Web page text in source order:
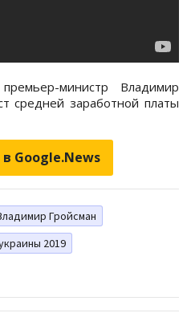
министр Владимир
средней заработной платы
Google.News
Гройсман
2019